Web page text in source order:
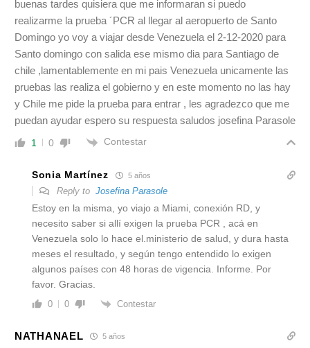
buenas tardes quisiera que me informaran si puedo
realizarme la prueba ´PCR al llegar al aeropuerto de Santo
Domingo yo voy a viajar desde Venezuela el 2-12-2020 para
Santo domingo con salida ese mismo dia para Santiago de
chile ,lamentablemente en mi pais Venezuela unicamente las
pruebas las realiza el gobierno y en este momento no las hay
y Chile me pide la prueba para entrar , les agradezco que me
puedan ayudar espero su respuesta saludos josefina Parasole
1 0 Contestar
Sonia Martínez 5 años
Reply to Josefina Parasole
Estoy en la misma, yo viajo a Miami, conexión RD, y
necesito saber si allí exigen la prueba PCR , acá en
Venezuela solo lo hace el.ministerio de salud, y dura hasta
meses el resultado, y según tengo entendido lo exigen
algunos países con 48 horas de vigencia. Informe. Por
favor. Gracias.
0 0 Contestar
NATHANAEL 5 años